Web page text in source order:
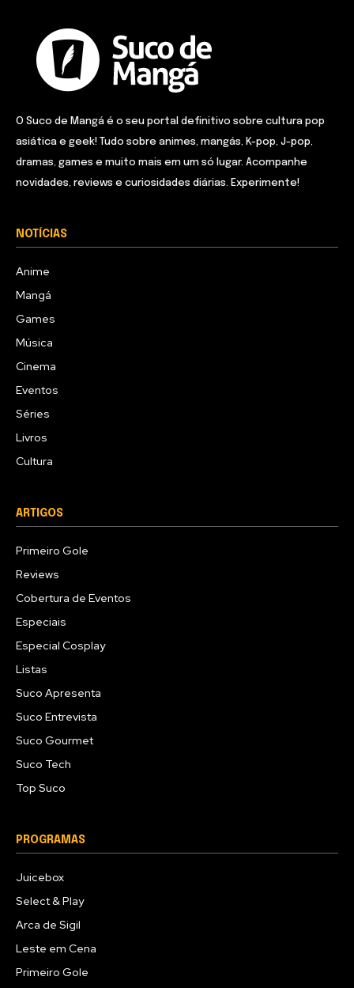
O Suco de Mangá é o seu portal definitivo sobre cultura pop
asiática e geek! Tudo sobre animes, mangás, K-pop, J-pop,
dramas, games e muito mais em um só lugar. Acompanhe
novidades, reviews e curiosidades diárias. Experimente!
NOTÍCIAS
Anime
Mangá
Games
Música
Cinema
Eventos
Séries
Livros
Cultura
ARTIGOS
Primeiro Gole
Reviews
Cobertura de Eventos
Especiais
Especial Cosplay
Listas
Suco Apresenta
Suco Entrevista
Suco Gourmet
Suco Tech
Top Suco
PROGRAMAS
Juicebox
Select & Play
Arca de Sigil
Leste em Cena
Primeiro Gole